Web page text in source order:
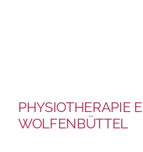
PHYSIOTHERAPIE
WOLFENBÜTTEL